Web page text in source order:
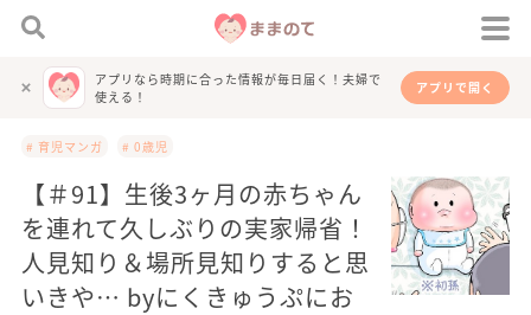
アプリなら時期に合った情報が毎日届く！夫婦で
使える！
アプリで開く
# 育児マンガ # 0歳児
【＃91】生後3ヶ月の赤ちゃん
を連れて久しぶりの実家帰省！
人見知り＆場所見知りすると思
いきや… byにくきゅうぷにお